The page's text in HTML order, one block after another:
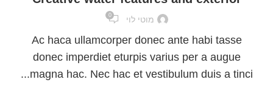
מוטי לוי 0
Ac haca ullamcorper donec ante habi tasse
donec imperdiet eturpis varius per a augue
magna hac. Nec hac et vestibulum duis a tinci...